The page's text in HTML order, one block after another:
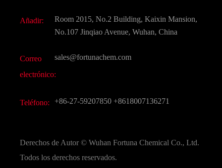
Sabores y fragancias
CAS químico
Todos los productos químicos finos
Preguntas frecuentes (FAQ)
Añadir:
Room 2015, No.2 Building, Kaixin Mansion,
No.107 Jinqiao Avenue, Wuhan, China
Correo
electrónico:
sales@fortunachem.com
Teléfono: +86-27-59207850 +8618007136271
Derechos de Autor © Wuhan Fortuna Chemical Co., Ltd.
Todos los derechos reservados.